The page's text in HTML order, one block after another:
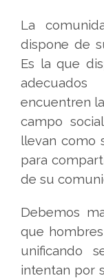
La
dispone de
Es la que
encuentren
campo
llevan como
para
de su
Debemos
que
unificando
intentan por